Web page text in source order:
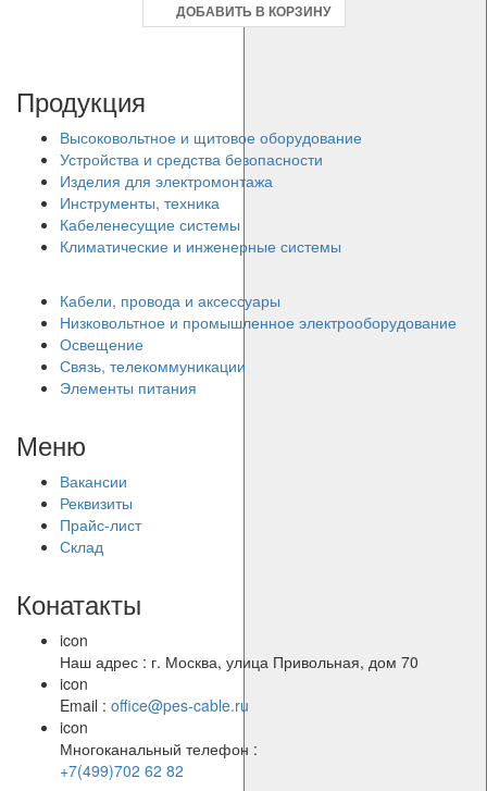
ДОБАВИТЬ В КОРЗИНУ
Продукция
Высоковольтное и щитовое оборудование
Устройства и средства безопасности
Изделия для электромонтажа
Инструменты, техника
Кабеленесущие системы
Климатические и инженерные системы
Кабели, провода и аксессуары
Низковольтное и промышленное электрооборудование
Освещение
Связь, телекоммуникации
Элементы питания
Меню
Вакансии
Реквизиты
Прайс-лист
Склад
Конатакты
icon
Наш адрес : г. Москва, улица Привольная, дом 70
icon
Email : office@pes-cable.ru
icon
Многоканальный телефон :
+7(499)702 62 82